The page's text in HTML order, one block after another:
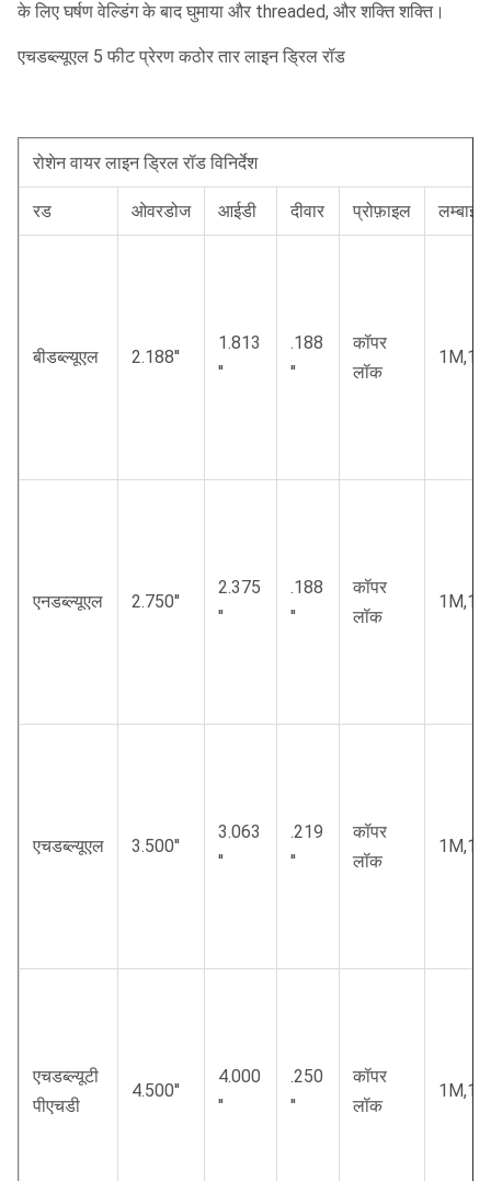
के लिए घर्षण वेल्डिंग के बाद घुमाया और threaded, और शक्ति शक्ति।
एचडब्ल्यूएल 5 फीट प्रेरण कठोर तार लाइन ड्रिल रॉड
रोशेन वायर लाइन ड्रिल रॉड विनिर्देश
रड ओवरडोज आईडी दीवार प्रोफ़ाइल लम्बाई
बीडब्ल्यूएल 2.188′′
1.813
′′
.188
′′
कॉपर
लॉक
एनडब्ल्यूएल 2.750′′
2.375
′′
.188
′′
कॉपर
लॉक
एचडब्ल्यूएल 3.500′′
3.063
′′
.219
′′
कॉपर
लॉक
एचडब्ल्यूटी
पीएचडी
4.500′′
4.000
′′
.250
′′
कॉपर
लॉक